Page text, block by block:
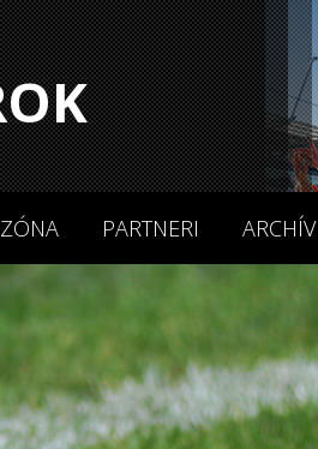
PARTNERI ARCHÍV